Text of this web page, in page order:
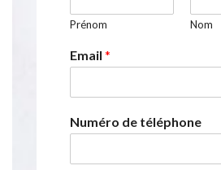
Prénom Nom
Email *
Numéro de téléphone